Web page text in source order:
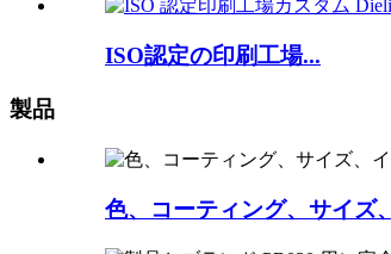
ISO認定の印刷工場...
製品
色、コーティング、サイズ